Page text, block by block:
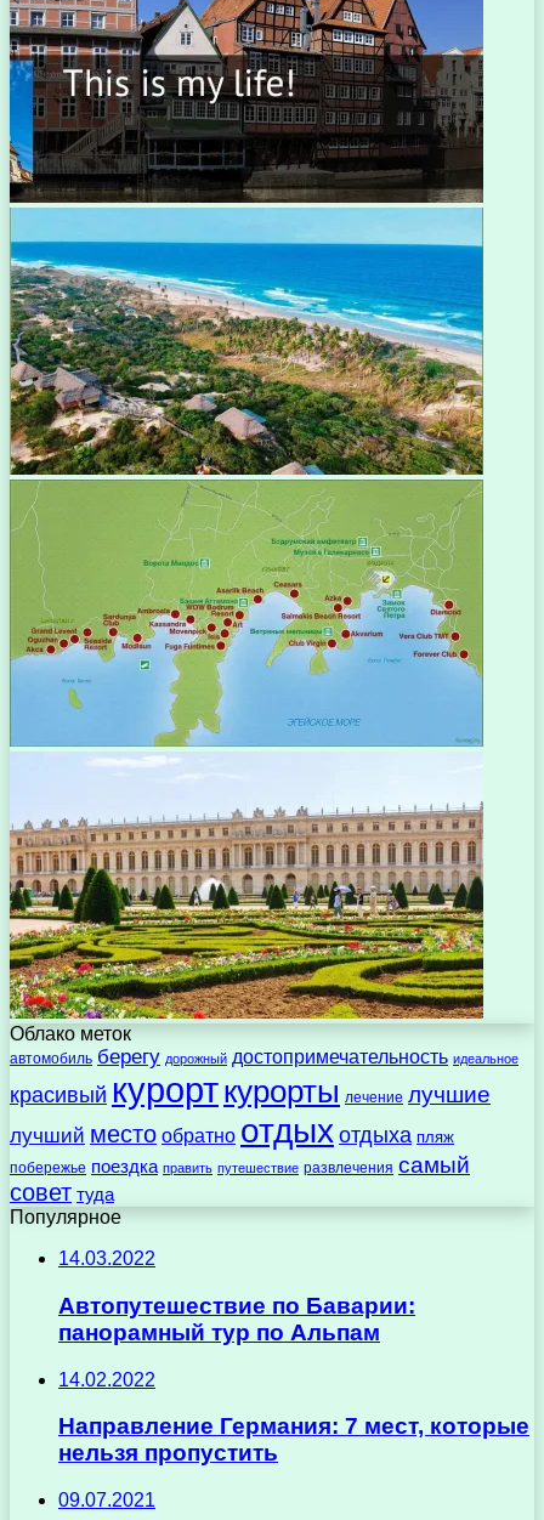
Облако меток
автомобиль берегу дорожный достопримечательность идеальное
красивый курорткурорты лечение лучшие
лучший место обратно отдыхотдыха пляж
побережье поездка править путешествие развлечения самый
совет туда
Популярное
14.03.2022
Автопутешествие по Баварии:
панорамный тур по Альпам
14.02.2022
Направление Германия: 7 мест, которые
нельзя пропустить
09.07.2021